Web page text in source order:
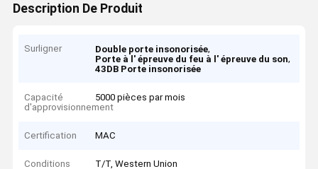
Description De Produit
Surligner Double porte insonorisée,
Porte à l' épreuve du feu à l' épreuve du son,
43DB Porte insonorisée
Capacité
d'approvisionnement
5000 pièces par mois
Certification MAC
Conditions
T/T, Western Union